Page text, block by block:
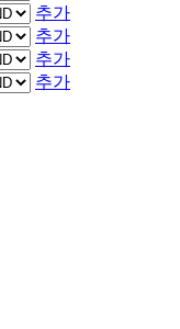
추가
추가
추가
추가